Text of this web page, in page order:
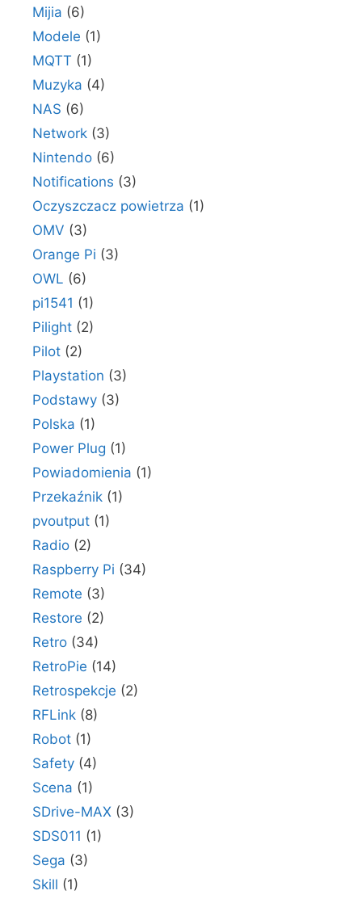
Mijia (6)
Modele (1)
MQTT (1)
Muzyka (4)
NAS (6)
Network (3)
Nintendo (6)
Notifications (3)
Oczyszczacz powietrza (1)
OMV (3)
Orange Pi (3)
OWL (6)
pi1541 (1)
Pilight (2)
Pilot (2)
Playstation (3)
Podstawy (3)
Polska (1)
Power Plug (1)
Powiadomienia (1)
Przekaźnik (1)
pvoutput (1)
Radio (2)
Raspberry Pi (34)
Remote (3)
Restore (2)
Retro (34)
RetroPie (14)
Retrospekcje (2)
RFLink (8)
Robot (1)
Safety (4)
Scena (1)
SDrive-MAX (3)
SDS011 (1)
Sega (3)
Skill (1)